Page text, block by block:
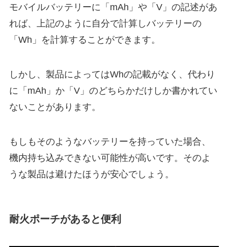
モバイルバッテリーに「mAh」や「V」の記述があ
れば、上記のように自分で計算しバッテリーの
「Wh」を計算することができます。
しかし、製品によってはWhの記載がなく、代わり
に「mAh」か「V」のどちらかだけしか書かれてい
ないことがあります。
もしもそのようなバッテリーを持っていた場合、
機内持ち込みできない可能性が高いです。そのよ
うな製品は避けたほうが安心でしょう。
耐火ポーチがあると便利